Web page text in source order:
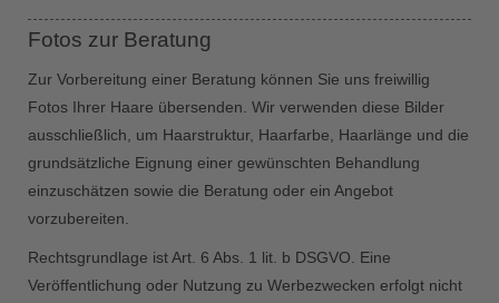
Fotos zur Beratung
Zur Vorbereitung einer Beratung können Sie uns freiwillig
Fotos Ihrer Haare übersenden. Wir verwenden diese Bilder
ausschließlich, um Haarstruktur, Haarfarbe, Haarlänge und die
grundsätzliche Eignung einer gewünschten Behandlung
einzuschätzen sowie die Beratung oder ein Angebot
vorzubereiten.
Rechtsgrundlage ist Art. 6 Abs. 1 lit. b DSGVO. Eine
Veröffentlichung oder Nutzung zu Werbezwecken erfolgt nicht